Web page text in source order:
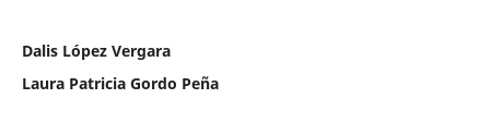
Dalis López Vergara
Laura Patricia Gordo Peña